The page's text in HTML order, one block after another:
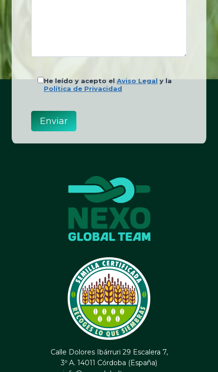
He leído y acepto el Aviso Legal y la
Política de Privacidad
Calle Dolores Ibárruri 29 Escalera 7,
3º A. 14011 Córdoba (España)